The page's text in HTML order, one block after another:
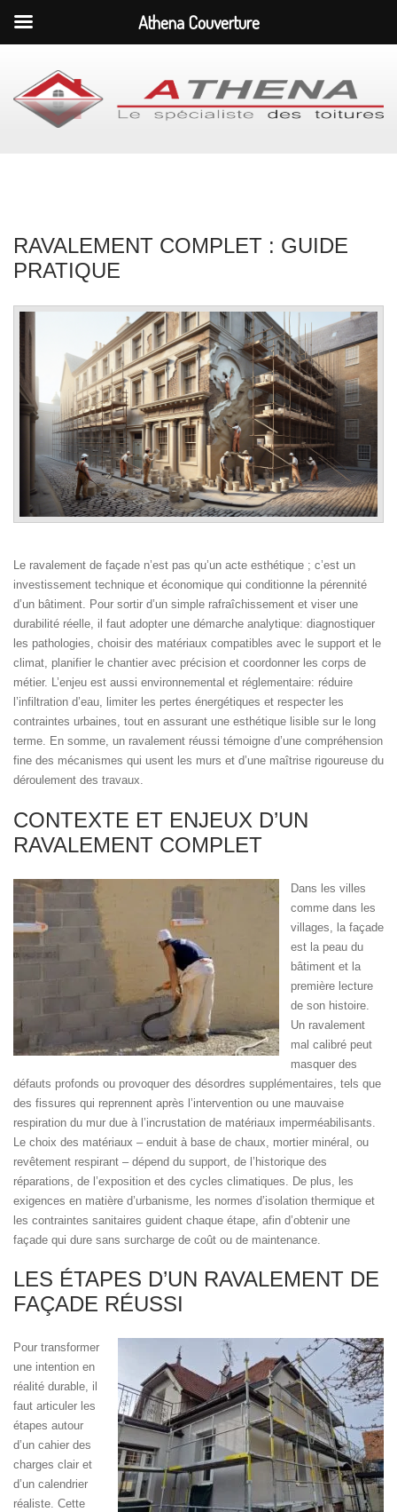
RAVALEMENT COMPLET : GUIDE
PRATIQUE
Le ravalement de façade n’est pas qu’un acte esthétique ; c’est un
investissement technique et économique qui conditionne la pérennité
d’un bâtiment. Pour sortir d’un simple rafraîchissement et viser une
durabilité réelle, il faut adopter une démarche analytique: diagnostiquer
les pathologies, choisir des matériaux compatibles avec le support et le
climat, planifier le chantier avec précision et coordonner les corps de
métier. L’enjeu est aussi environnemental et réglementaire: réduire
l’infiltration d’eau, limiter les pertes énergétiques et respecter les
contraintes urbaines, tout en assurant une esthétique lisible sur le long
terme. En somme, un ravalement réussi témoigne d’une compréhension
fine des mécanismes qui usent les murs et d’une maîtrise rigoureuse du
déroulement des travaux.
CONTEXTE ET ENJEUX D’UN
RAVALEMENT COMPLET
Dans les villes
comme dans les
villages, la façade
est la peau du
bâtiment et la
première lecture
de son histoire.
Un ravalement
mal calibré peut
masquer des
défauts profonds ou provoquer des désordres supplémentaires, tels que
des fissures qui reprennent après l’intervention ou une mauvaise
respiration du mur due à l’incrustation de matériaux imperméabilisants.
Le choix des matériaux – enduit à base de chaux, mortier minéral, ou
revêtement respirant – dépend du support, de l’historique des
réparations, de l’exposition et des cycles climatiques. De plus, les
exigences en matière d’urbanisme, les normes d’isolation thermique et
les contraintes sanitaires guident chaque étape, afin d’obtenir une
façade qui dure sans surcharge de coût ou de maintenance.
LES ÉTAPES D’UN RAVALEMENT DE
FAÇADE RÉUSSI
Pour transformer
une intention en
réalité durable, il
faut articuler les
étapes autour
d’un cahier des
charges clair et
d’un calendrier
réaliste. Cette
Athena Couverture